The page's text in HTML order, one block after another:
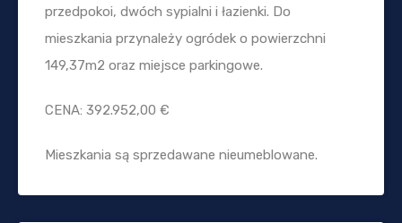
przedpokoi, dwóch sypialni i łazienki. Do
mieszkania przynależy ogródek o powierzchni
149,37m2 oraz miejsce parkingowe.
CENA: 392.952,00 €
Mieszkania są sprzedawane nieumeblowane.